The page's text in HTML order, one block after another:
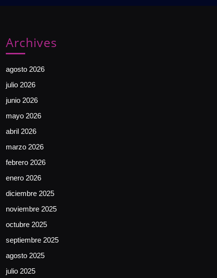
Archives
agosto 2026
julio 2026
junio 2026
mayo 2026
abril 2026
marzo 2026
febrero 2026
enero 2026
diciembre 2025
noviembre 2025
octubre 2025
septiembre 2025
agosto 2025
julio 2025